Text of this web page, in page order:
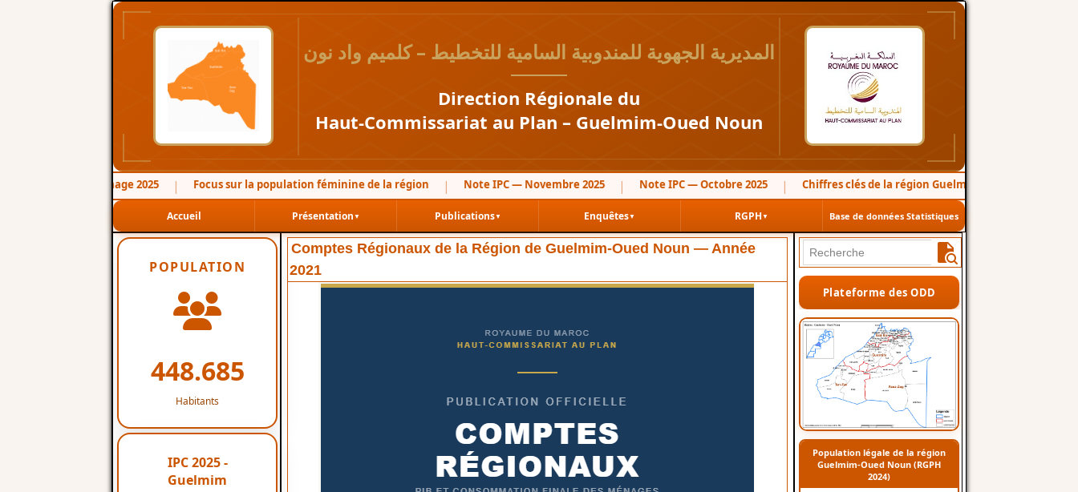
المديرية الجهوية للمندوبية السامية للتخطيط – كلميم واد نون
Direction Régionale du
Haut-Commissariat au Plan – Guelmim-Oued Noun
et le Chômage 2025 | Focus sur la population féminine de la région | Note IPC — Novembre 2025 | Note IPC — Octobre 2025 | Chiffres clés de la région Guelmim-Oued Noun 2024
Accueil Présentation▼ Publications▼ Enquêtes▼ RGPH▼ Base de données Statistiques
POPULATION
448.685
Habitants
IPC 2025 -
Guelmim
Comptes Régionaux de la Région de Guelmim-Oued Noun — Année
2021
Plateforme des ODD
Population légale de la région
Guelmim-Oued Noun (RGPH
2024)